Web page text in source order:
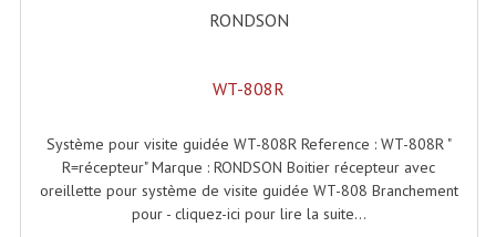
Haut-Parleurs Moteurs Tweeters Filtres
Haut-Parleurs Amplis Guitare
Moteurs Pavillons Pour Enceinte
RONDSON
WT-808R
Système pour visite guidée WT-808R Reference : WT-808R "
R=récepteur" Marque : RONDSON Boitier récepteur avec
oreillette pour système de visite guidée WT-808 Branchement
pour - cliquez-ici pour lire la suite...